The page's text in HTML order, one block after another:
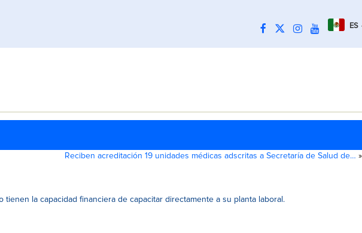
ES
Reciben acreditación 19 unidades médicas adscritas a Secretaría de Salud de… »
la capacidad financiera de capacitar directamente a su planta laboral.